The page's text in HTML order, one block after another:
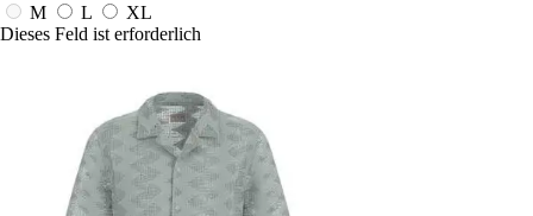
M
L
XL
Dieses Feld ist erforderlich